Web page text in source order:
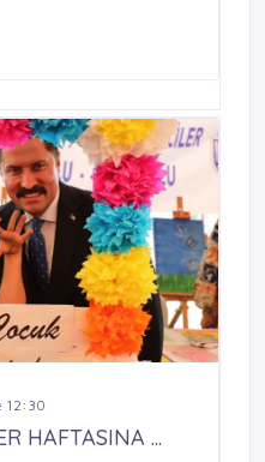
12:30
HAFTASINA ...